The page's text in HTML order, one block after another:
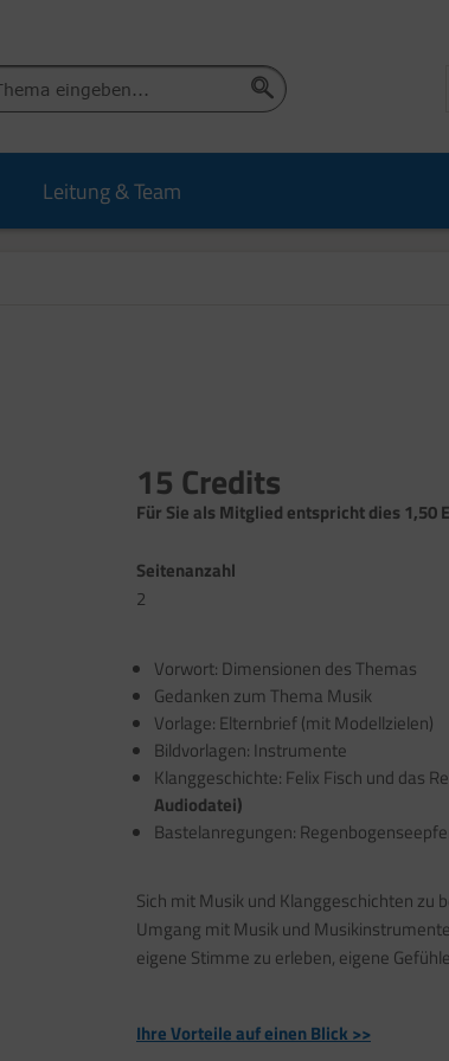
Leitung & Team
15 Credits
Für Sie als Mitglied entspricht dies 1,50
Seitenanzahl
2
Vorwort: Dimensionen des Themas
Gedanken zum Thema Musik
Vorlage: Elternbrief (mit Modellzielen)
Bildvorlagen: Instrumente
Klanggeschichte: Felix Fisch und das
Audiodatei)
Bastelanregungen:
Sich mit Musik und Klanggeschichten zu
Umgang mit Musik und
eigene Stimme zu erleben, eigene
Ihre Vorteile auf einen Blick >>